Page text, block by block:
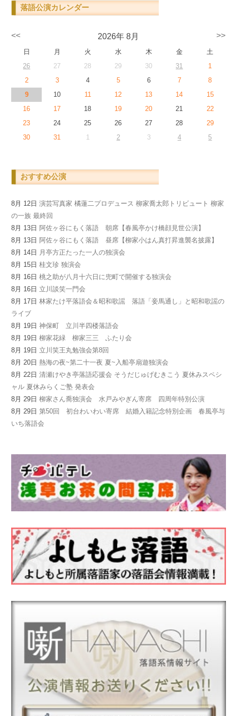
落語公演カレンダー
<< 2026年 8月 >>
日 月 火 水 木 金
土
26
27 28 29 30 31
1
2
3 4 5 6 7
8
9
10 11 12 13 14
15
16
17 18 19 20 21
22
23
24 25 26 27 28
29
30
31 1 2 3 4 5
おすすめ公演
8月 12日演芸写真家 橘蓮二プロデュース 柳家喬太郎トリビュート 柳家
の一族 最終回
8月 13日阿佐ヶ谷にもく落語 朝席【春風亭かけ橋顔見世公演】
8月 13日阿佐ヶ谷にもく落語 昼席【柳家小はん真打昇進襲名披露】
8月 14日 月亭方正たった一人の独演会
8月 15日桂文珍 独演会
8月 16日桃之助が八月十六日に兜町で開催する独演会
8月 16日 立川談笑一門会
8月 17日林家たけ平落語会＆昭和歌謡 落語「妾馬通し」と昭和歌謡の
ライブ
8月 19日神保町 立川半四楼落語会
8月 19日柳家花緑 柳家三三 ふたり会
8月 19日 立川笑王丸勉強会第8回
8月 20日熱海の夜~第二十一夜 夏~入船亭扇遊独演会
8月 22日清瀬けやき亭落語応援会 そうだじゅげむきこう 夏休みスペシ
ャル 夏休みらくご塾 発表会
8月 29日柳家さん喬独演会 水戸みやぎん寄席 四周年特別公演
8月 29日第50回 初台わいわい寄席 結婚入籍記念特別企画 春風亭与
いち落語会